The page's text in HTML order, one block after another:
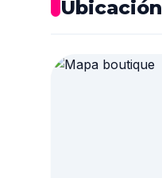
Ubicación